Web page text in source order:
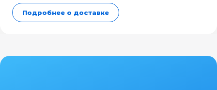
Подробнее о доставке